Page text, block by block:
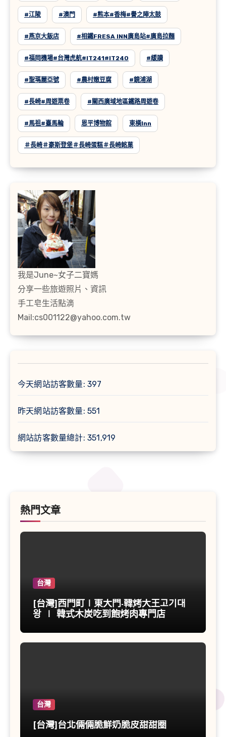
#江陵 #澳門 #熊本#香梅#譽之陣太鼓
#燕京大飯店 #相鐵FRESA INN廣島站#廣島拉麵
#福岡機場#台灣虎航#IT241#IT240 #緩讀
#聖瑪麗亞號 #農村嫩豆腐 #鏡浦湖
#長崎#周遊票卷 #關西廣域地區鐵路周遊卷
#馬祖#臺馬輪 恩平博物館 東橫inn
＃長崎＃豪斯登堡＃長崎蛋糕＃長崎銘菓
我是June~女子二寶媽
分享一些旅遊照片、資訊
手工皂生活點滴
Mail:cs001122@yahoo.com.tw
今天網站訪客數量: 397
昨天網站訪客數量: 551
網站訪客數量總計: 351,919
熱門文章
台灣
[台灣]西門町∣東大門-韓烤大王고기대
왕 ∣ 韓式木炭吃到飽烤肉專門店
台灣
[台灣]台北倆倆脆鮮奶脆皮甜甜圈